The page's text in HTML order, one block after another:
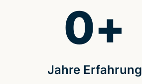
Jahre Erfahrung
0+